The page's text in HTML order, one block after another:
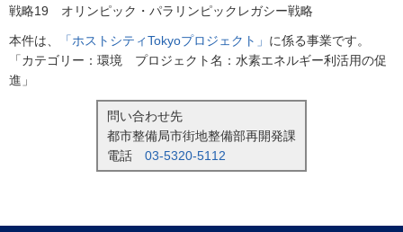
戦略19 オリンピック・パラリンピックレガシー戦略
本件は、 「ホストシティTokyoプロジェクト」 に係る事業です。
「カテゴリー：環境 プロジェクト名：水素エネルギー利活用の促
進」
問い合わせ先
都市整備局市街地整備部再開発課
電話 03-5320-5112